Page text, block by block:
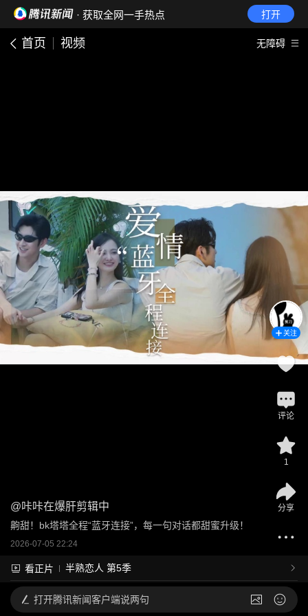
· 获取全网一手热点 打开
首页 视频 无障碍
@咔咔在爆肝剪辑中
齁甜！bk塔塔全程“蓝牙连接”，每一句对话都甜蜜升级！
2026-07-05 22:24
看正片 半熟恋人 第5季
关注
评论
1
分享
打开腾讯新闻客户端说两句